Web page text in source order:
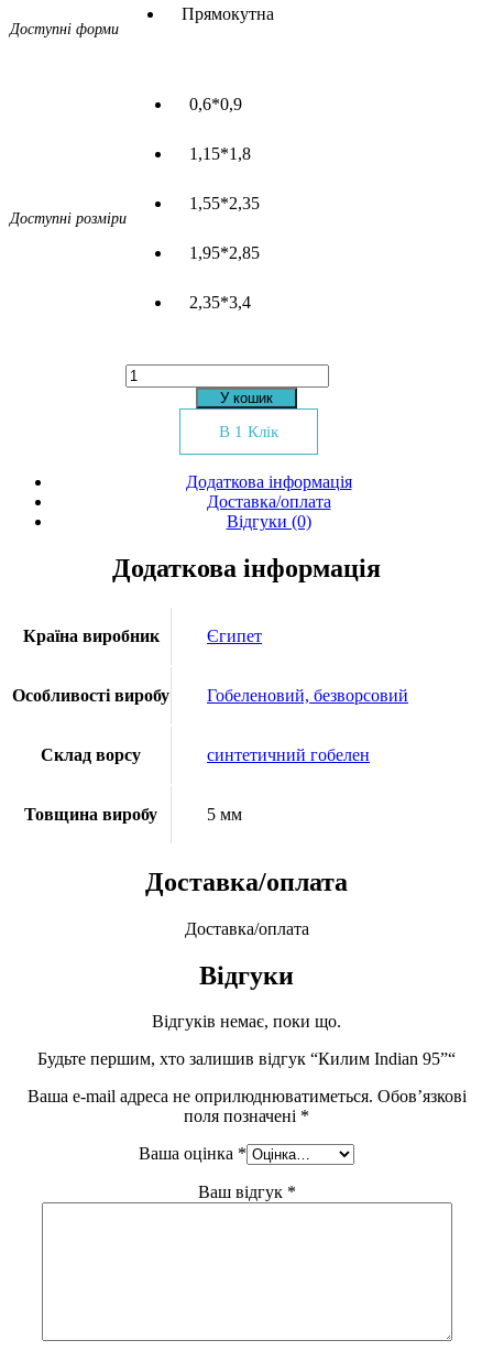
Доступні форми
Прямокутна
Доступні розміри
0,6*0,9
1,15*1,8
1,55*2,35
1,95*2,85
2,35*3,4
Килим
Indian
У кошик
В 1 Клік
Додаткова інформація
Доставка/оплата
Відгуки (0)
Додаткова інформація
Країна виробник Єгипет
Особливості виробу Гобеленовий, безворсовий
Склад ворсу синтетичний гобелен
Товщина виробу 5 мм
Доставка/оплата
Доставка/оплата
Відгуки
Відгуків немає, поки що.
Будьте першим, хто залишив відгук “Килим Indian 95”“
Ваша e-mail адреса не оприлюднюватиметься. Обов’язкові
поля позначені *
Ваша оцінка *
Ваш відгук *